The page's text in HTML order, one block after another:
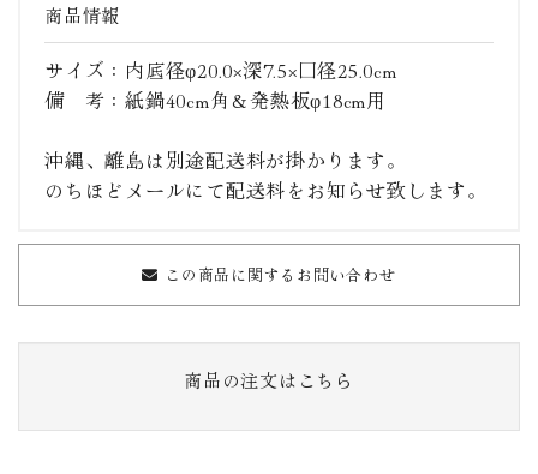
商品情報
サイズ：内底径φ20.0×深7.5×口径25.0cm
備 考：紙鍋40cm角＆発熱板φ18cm用
沖縄、離島は別途配送料が掛かります。
のちほどメールにて配送料をお知らせ致します。
この商品に関するお問い合わせ
商品の注文はこちら